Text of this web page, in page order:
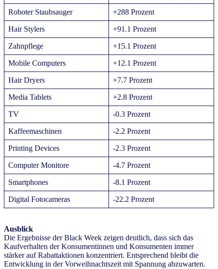
Roboter Staubsauger +288 Prozent
Hair Stylers +91.1 Prozent
Zahnpflege +15.1 Prozent
Mobile Computers +12.1 Prozent
Hair Dryers +7.7 Prozent
Media Tablets +2.8 Prozent
TV -0.3 Prozent
Kaffeemaschinen -2.2 Prozent
Printing Devices -2.3 Prozent
Computer Monitore -4.7 Prozent
Smartphones -8.1 Prozent
Digital Fotocameras -22.2 Prozent
Ausblick
Die Ergebnisse der Black Week zeigen deutlich, dass sich das
Kaufverhalten der Konsumentinnen und Konsumenten immer
stärker auf Rabattaktionen konzentriert. Entsprechend bleibt die
Entwicklung in der Vorweihnachtszeit mit Spannung abzuwarten.